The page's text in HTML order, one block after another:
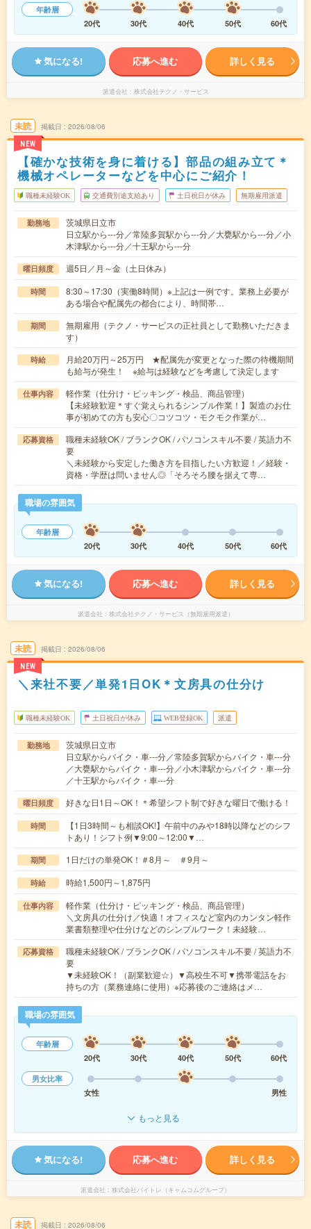
年齢層
20代
30代 40代 50代 60代
気になる! 応募へ進む 詳しく見る
派遣会社 株式会社テクノ・サービス
未読
NEW
掲載日 2026/08/06
【確かな技術を身に着ける】部品の組み立て＊
機械オペレーターなどを中心にご紹介！
職種未経験OK 交通費別途支給あり 土日祝日が休み 無期雇用派遣
勤務地
茨城県日立市
日立駅から---分／常陸多賀駅から---分／大甕駅から---分／小
木津駅から---分／十王駅から---分
曜日頻度 週5日／月～金（土日休み）
時間
8:30～17:30（実働8時間）※上記は一例です。業務上必要が
ある場合や配属先の都合により、時間帯…
期間
無期雇用（テクノ・サービスの正社員として勤務いただきま
す）
時給
月給20万円～25万円 ★配属先が変更となった際の待機期間
も給与が発生！ ※給与は経験などを考慮して決定します
仕事内容
軽作業（仕分け・ピッキング・検品、商品管理）
【未経験歓迎＊すぐ覚えられるシンプル作業！】製造のお仕
事が初めての方も安心〇コツコツ・モクモク作業が…
応募資格
職種未経験OK / ブランクOK / パソコンスキル不要 / 英語力不
要
＼未経験から安定した働き方を目指したい方歓迎！／経験・
資格・学歴は問いません◎「そろそろ腰を据えて専…
職場の雰囲気
年齢層
20代
30代 40代 50代 60代
気になる! 応募へ進む 詳しく見る
派遣会社 株式会社テクノ・サービス（無期雇用派遣）
未読
NEW
掲載日 2026/08/06
＼来社不要／単発1日OK＊文房具の仕分け
職種未経験OK 土日祝日が休み WEB登録OK 派遣
勤務地
茨城県日立市
日立駅からバイク・車---分／常陸多賀駅からバイク・車---分
／大甕駅からバイク・車---分／小木津駅からバイク・車---分
／十王駅からバイク・車---分
曜日頻度 好きな日1日～OK！＊希望シフト制で好きな曜日で働ける！
時間
【1日3時間～も相談OK!】午前中のみや18時以降などのシフ
トあり！シフト例▼9:00～12:00▼…
期間 1日だけの単発OK！＃8月～ ＃9月～
時給 時給1,500円～1,875円
仕事内容
軽作業（仕分け・ピッキング・検品、商品管理）
＼文房具の仕分け／快適！オフィスなど室内のカンタン軽作
業書類整理や仕分けなどのシンプルワーク！未経験…
応募資格
職種未経験OK / ブランクOK / パソコンスキル不要 / 英語力不
要
▼未経験OK！（副業歓迎☆）▼高校生不可▼携帯電話をお
持ちの方（業務連絡に使用）※応募後のご連絡はメ…
職場の雰囲気
年齢層
20代
30代 40代 50代
60代
男女比率
女性
男性
もっと見る
気になる! 応募へ進む 詳しく見る
派遣会社 株式会社バイトレ（キャムコムグループ）
未読 掲載日 2026/08/06